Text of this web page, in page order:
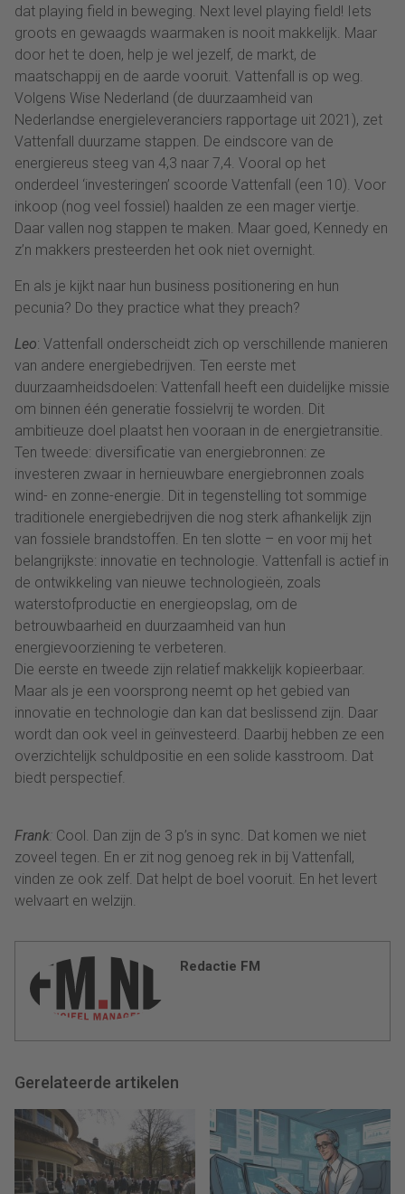
dat playing field in beweging. Next level playing field! Iets
groots en gewaagds waarmaken is nooit makkelijk. Maar
door het te doen, help je wel jezelf, de markt, de
maatschappij en de aarde vooruit. Vattenfall is op weg.
Volgens Wise Nederland (de duurzaamheid van
Nederlandse energieleveranciers rapportage uit 2021), zet
Vattenfall duurzame stappen. De eindscore van de
energiereus steeg van 4,3 naar 7,4. Vooral op het
onderdeel ‘investeringen’ scoorde Vattenfall (een 10). Voor
inkoop (nog veel fossiel) haalden ze een mager viertje.
Daar vallen nog stappen te maken. Maar goed, Kennedy en
z’n makkers presteerden het ook niet overnight.
En als je kijkt naar hun business positionering en hun
pecunia? Do they practice what they preach?
Leo: Vattenfall onderscheidt zich op verschillende manieren
van andere energiebedrijven. Ten eerste met
duurzaamheidsdoelen: Vattenfall heeft een duidelijke missie
om binnen één generatie fossielvrij te worden. Dit
ambitieuze doel plaatst hen vooraan in de energietransitie.
Ten tweede: diversificatie van energiebronnen: ze
investeren zwaar in hernieuwbare energiebronnen zoals
wind- en zonne-energie. Dit in tegenstelling tot sommige
traditionele energiebedrijven die nog sterk afhankelijk zijn
van fossiele brandstoffen. En ten slotte – en voor mij het
belangrijkste: innovatie en technologie. Vattenfall is actief in
de ontwikkeling van nieuwe technologieën, zoals
waterstofproductie en energieopslag, om de
betrouwbaarheid en duurzaamheid van hun
energievoorziening te verbeteren.
Die eerste en tweede zijn relatief makkelijk kopieerbaar.
Maar als je een voorsprong neemt op het gebied van
innovatie en technologie dan kan dat beslissend zijn. Daar
wordt dan ook veel in geïnvesteerd. Daarbij hebben ze een
overzichtelijk schuldpositie en een solide kasstroom. Dat
biedt perspectief.
Frank: Cool. Dan zijn de 3 p’s in sync. Dat komen we niet
zoveel tegen. En er zit nog genoeg rek in bij Vattenfall,
vinden ze ook zelf. Dat helpt de boel vooruit. En het levert
welvaart en welzijn.
Redactie FM
Gerelateerde artikelen